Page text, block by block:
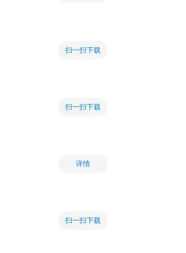
扫一扫下载
扫一扫下载
详情
扫一扫下载